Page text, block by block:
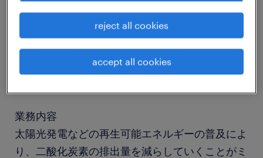
社名
業務内容
太陽光発電などの再生可能エネルギーの普及によ
り、二酸化炭素の排出量を減らしていくことがミ
reject all cookies
accept all cookies